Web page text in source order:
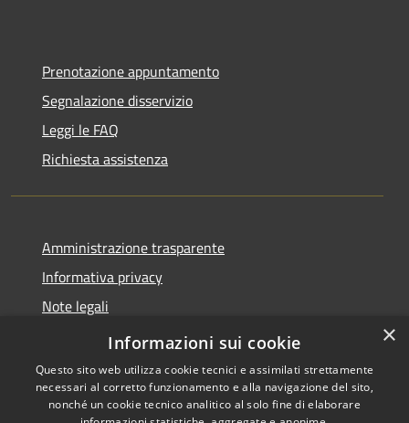
Prenotazione appuntamento
Segnalazione disservizio
Leggi le FAQ
Richiesta assistenza
Amministrazione trasparente
Informativa privacy
Note legali
Dichiarazione di accessibilità
×
Informazioni sui cookie
Questo sito web utilizza cookie tecnici e assimilati strettamente
necessari al corretto funzionamento e alla navigazione del sito,
nonché un cookie tecnico analitico al solo fine di elaborare